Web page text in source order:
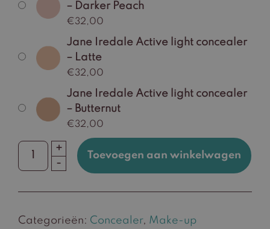
– Darker Peach
€32,00
Jane Iredale Active light concealer
– Latte
€32,00
Jane Iredale Active light concealer
– Butternut
€32,00
Jane
Active
concealer
+
-
Toevoegen aan winkelwagen
Categorieën: Concealer, Make-up